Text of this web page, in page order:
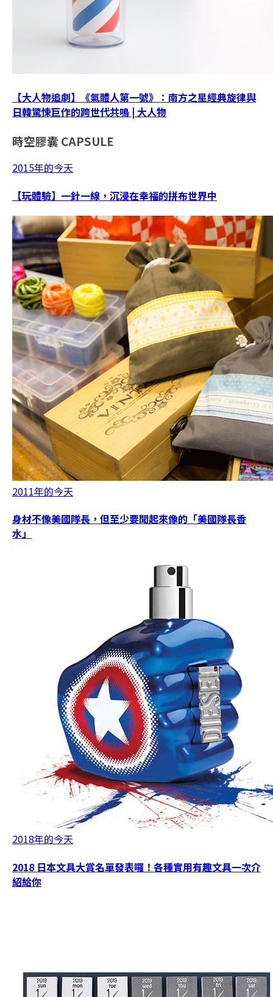
【大人物追劇】《氣體人第一號》：南方之星經典旋律與
日韓驚悚巨作的跨世代共鳴 | 大人物
時空膠囊 CAPSULE
2015年的今天
【玩體驗】一針一線，沉浸在幸福的拼布世界中
2011年的今天
身材不像美國隊長，但至少要聞起來像的「美國隊長香
水」
2018年的今天
2018 日本文具大賞名單發表囉！各種實用有趣文具一次介
紹給你